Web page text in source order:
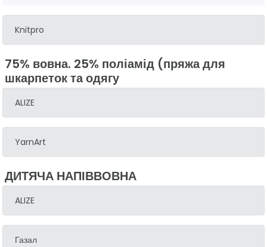
Knitpro
75% вовна. 25% поліамід (пряжа для
шкарпеток та одягу
ALIZE
YarnArt
ДИТЯЧА НАПІВВОВНА
ALIZE
Газал